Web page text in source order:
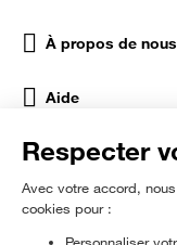
À propos de nous
Aide
Réseaux Sociaux